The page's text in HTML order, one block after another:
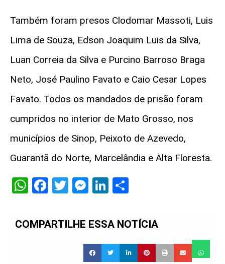
Também foram presos Clodomar Massoti, Luis
Lima de Souza, Edson Joaquim Luis da Silva,
Luan Correia da Silva e Purcino Barroso Braga
Neto, José Paulino Favato e Caio Cesar Lopes
Favato. Todos os mandados de prisão foram
cumpridos no interior de Mato Grosso, nos
municípios de Sinop, Peixoto de Azevedo,
Guarantã do Norte, Marcelândia e Alta Floresta.
WhatsApp
Facebook
Twitter
Messenger
LinkedIn
COMPARTILHE ESSA NOTÍCIA